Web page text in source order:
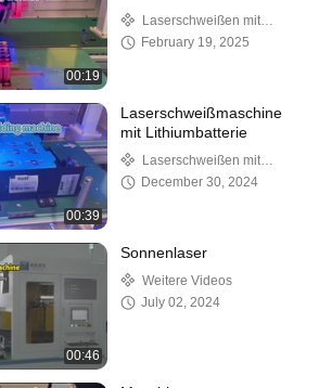
00:19
Schweißen!
Laserschweißen mit
einer Maschine
February 19, 2025
00:39
Laserschweißmaschine
mit Lithiumbatterie
Laserschweißen mit
einer Maschine
December 30, 2024
00:46
Sonnenlaser
Weitere Videos
July 02, 2024